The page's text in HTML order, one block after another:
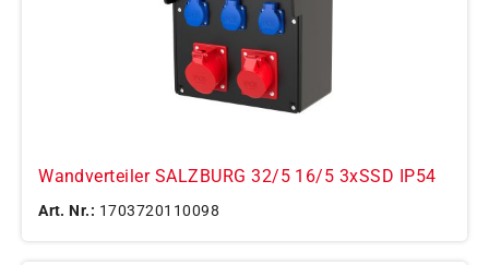
Wandverteiler SALZBURG 32/5 16/5 3xSSD IP54
Art. Nr.: 1703720110098